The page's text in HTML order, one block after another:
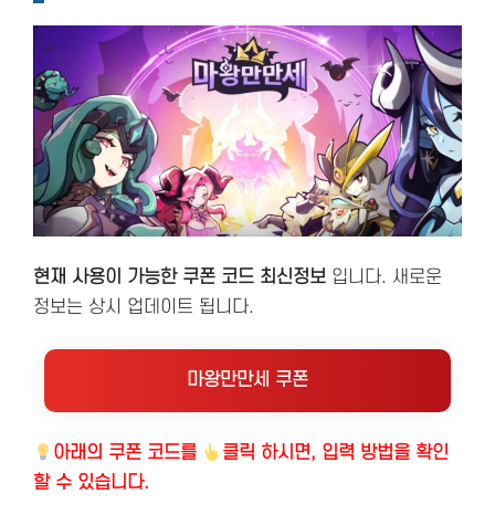
현재 사용이 가능한 쿠폰 코드 최신정보 입니다. 새로운
정보는 상시 업데이트 됩니다.
마왕만만세 쿠폰
아래의 쿠폰 코드를
클릭 하시면, 입력 방법을 확인
할 수 있습니다.